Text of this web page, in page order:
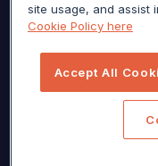
site usage, and assist
Cookie Policy here
Accept All